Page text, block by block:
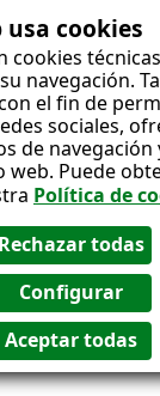
usa cookies
cookies
navegación.
el fin de
sociales,
de navegación
Puede
Política de